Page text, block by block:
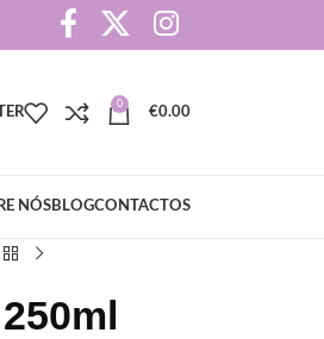
0
€0.00
NÓSBLOGCONTACTOS